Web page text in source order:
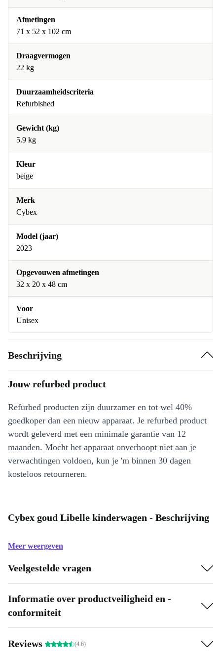
Afmetingen
‎71 x 52 x 102 cm
Draagvermogen
22 kg
Duurzaamheidscriteria
Refurbished
Gewicht (kg)
5.9 kg
Kleur
beige
Merk
Cybex
Model (jaar)
2023
Opgevouwen afmetingen
32 x 20 x 48 cm
Voor
Unisex
Beschrijving
Jouw refurbed product
Refurbed producten zijn duurzamer en tot wel 40%
goedkoper dan een nieuw apparaat. Je refurbed product
wordt geleverd met een minimale garantie van 12
maanden. Mocht het apparaat onverhoopt niet aan je
verwachtingen voldoen, kun je 'm binnen 30 dagen
kosteloos retourneren.
Cybex goud Libelle kinderwagen - Beschrijving
Meer weergeven
Veelgestelde vragen
Informatie over productveiligheid en -
conformiteit
Reviews (4.6)